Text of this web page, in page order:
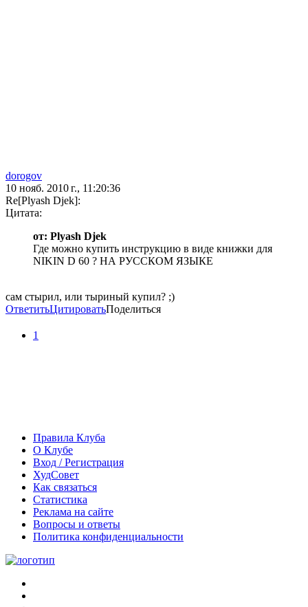
dorogov
10 нояб. 2010 г., 11:20:36
Re[Plyash Djek]:
Цитата:
от: Plyash Djek
Где можно купить инструкцию в виде книжки для
NIKIN D 60 ? НА РУССКОМ ЯЗЫКЕ
сам стырил, или тыриный купил? ;)
ОтветитьЦитироватьПоделиться
1
Правила Клуба
О Клубе
Вход / Регистрация
ХудСовет
Как связаться
Статистика
Реклама на сайте
Вопросы и ответы
Политика конфиденциальности